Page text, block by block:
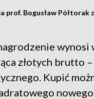
prof. Bogusław
wynosi
złotych brutto
Kupić